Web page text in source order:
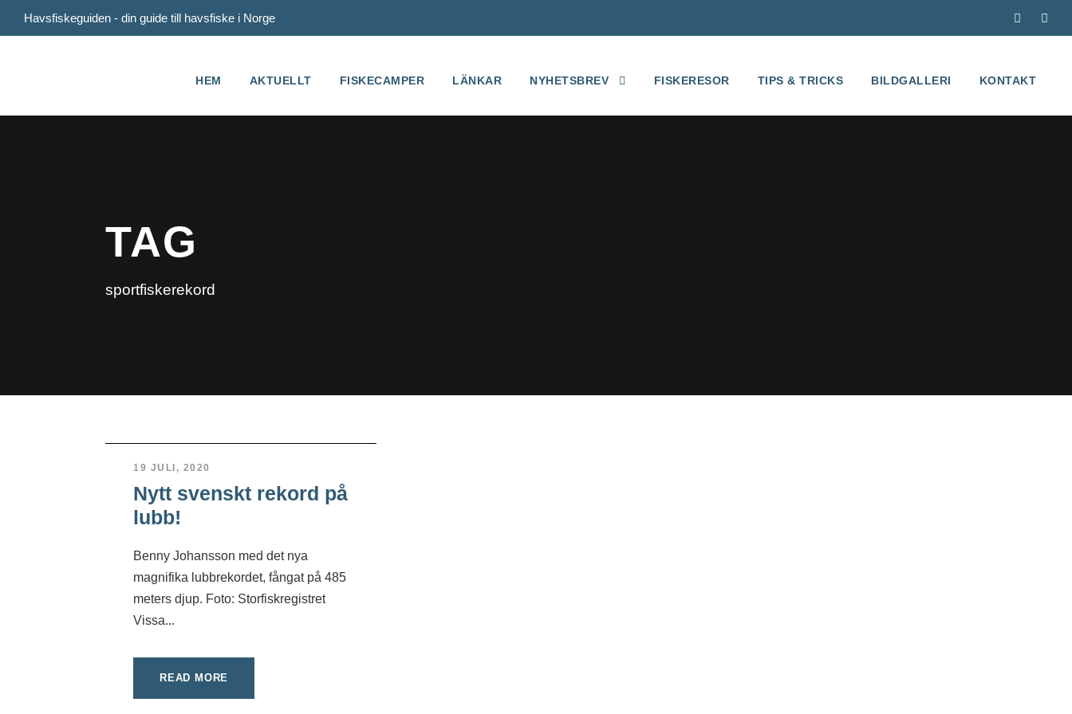
Havsfiskeguiden - din guide till havsfiske i Norge
HEM AKTUELLT FISKECAMPER LÄNKAR NYHETSBREV FISKERESOR TIPS & TRICKS BILDGALLERI KONTAKT
TAG
sportfiskerekord
19 JULI, 2020
Nytt svenskt rekord på
lubb!
Benny Johansson med det nya
magnifika lubbrekordet, fångat på 485
meters djup. Foto: Storfiskregistret
Vissa...
READ MORE